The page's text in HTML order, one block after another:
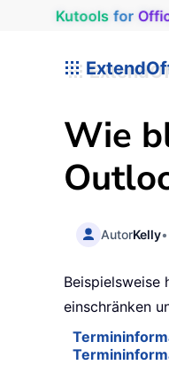
Kutools for
Wie
AutorKelly•
Beispielsweise
einschränken